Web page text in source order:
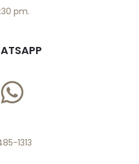
pm.
1313